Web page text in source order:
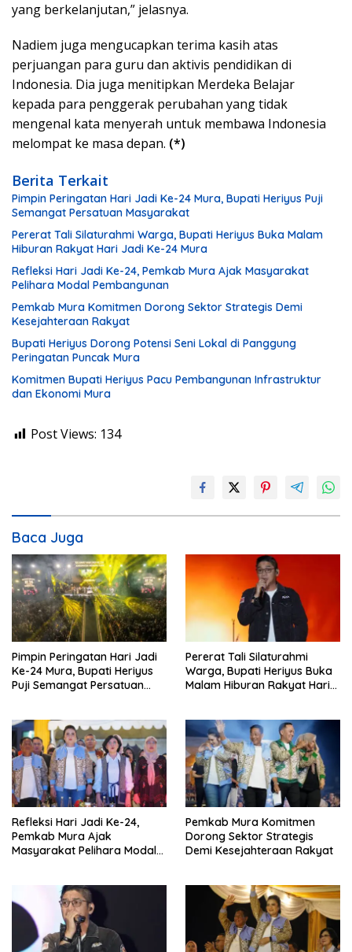
yang berkelanjutan,” jelasnya.
Nadiem juga mengucapkan terima kasih atas
perjuangan para guru dan aktivis pendidikan di
Indonesia. Dia juga menitipkan Merdeka Belajar
kepada para penggerak perubahan yang tidak
mengenal kata menyerah untuk membawa Indonesia
melompat ke masa depan. (*)
Berita Terkait
Pimpin Peringatan Hari Jadi Ke-24 Mura, Bupati Heriyus Puji
Semangat Persatuan Masyarakat
Pererat Tali Silaturahmi Warga, Bupati Heriyus Buka Malam
Hiburan Rakyat Hari Jadi Ke-24 Mura
Refleksi Hari Jadi Ke-24, Pemkab Mura Ajak Masyarakat
Pelihara Modal Pembangunan
Pemkab Mura Komitmen Dorong Sektor Strategis Demi
Kesejahteraan Rakyat
Bupati Heriyus Dorong Potensi Seni Lokal di Panggung
Peringatan Puncak Mura
Komitmen Bupati Heriyus Pacu Pembangunan Infrastruktur
dan Ekonomi Mura
Post Views: 134
Baca Juga
Pimpin Peringatan Hari Jadi
Ke-24 Mura, Bupati Heriyus
Puji Semangat Persatuan
Pererat Tali Silaturahmi
Warga, Bupati Heriyus Buka
Malam Hiburan Rakyat Hari
Refleksi Hari Jadi Ke-24,
Pemkab Mura Ajak
Masyarakat Pelihara Modal
Pemkab Mura Komitmen
Dorong Sektor Strategis
Demi Kesejahteraan Rakyat